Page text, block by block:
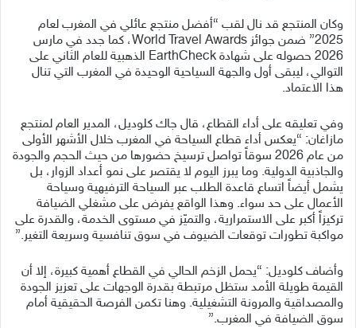
وكان المنتجع قد نال لقب “أفضل منتجع عائلي في المغرب لعام
2025” ضمن جوائز World Travel Awards، كما جدد في مارس
2026 حصوله على شهادة EarthCheck الذهبية للعام الثاني على
التوالي، ليبقى أول والجهة السياحية الوحيدة في المغرب التي تنال
هذا الاعتماد.
وفي تعليقه على أداء القطاع، قال جاك كلوديل، المدير العام لمنتجع
مازاغان: “يعكس أداء قطاع السياحة في المغرب خلال الأشهر الأولى
من عام 2026 سوقاً تواصل ترسيخ حضورها من حيث الحجم والجودة
والجاذبية الدولية. وما يبرز اليوم لا يقتصر على نمو أعداد الزوار، بل
يشمل أيضاً اتساع قاعدة الطلب عبر السياحة الترفيهية وسياحة
الأعمال على حد سواء. وهذا الواقع يفرض على مشغلي الضيافة
تركيزاً أكبر على الاستمرارية، والتميّز في مستوى الخدمة، والقدرة على
مواكبة تطورات توقعات الضيوف في سوق تنافسية وسريعة التغير.”
وأضاف كلوديل: “يحمل الزخم الحالي في القطاع أهمية كبيرة، إلا أن
القيمة طويلة الأمد ستظل مرتبطة بقدرة الوجهات على تعزيز الجودة
والمصداقية والمرونة التشغيلية. وهنا تكمن الفرصة الحقيقية أمام
سوق الضيافة في المغرب.”